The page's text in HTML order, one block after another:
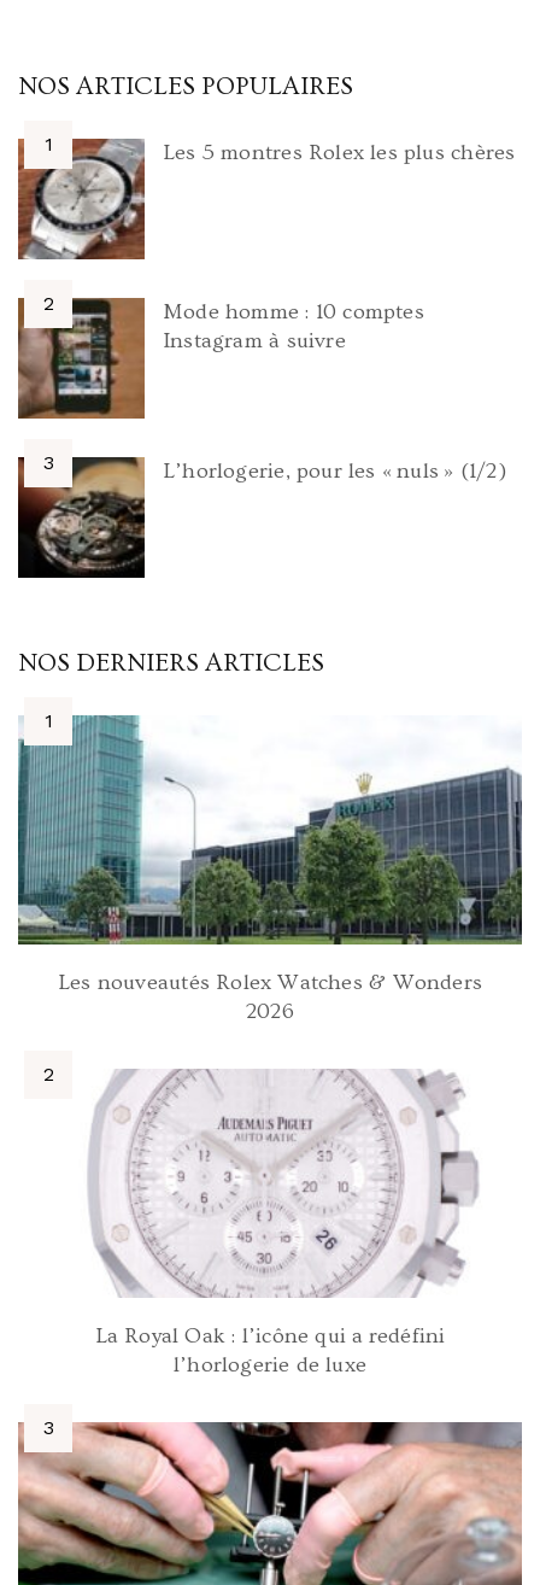
NOS ARTICLES POPULAIRES
Les 5 montres Rolex les plus chères
Mode homme : 10 comptes
Instagram à suivre
L’horlogerie, pour les « nuls » (1/2)
NOS DERNIERS ARTICLES
Les nouveautés Rolex Watches & Wonders
2026
La Royal Oak : l’icône qui a redéfini
l’horlogerie de luxe